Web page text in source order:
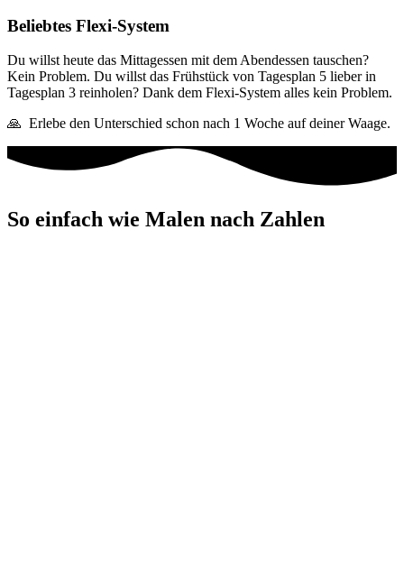
Beliebtes Flexi-System
Du willst heute das Mittagessen mit dem Abendessen tauschen?
Kein Problem. Du willst das Frühstück von Tagesplan 5 lieber in
Tagesplan 3 reinholen? Dank dem Flexi-System alles kein Problem.
🙏 Erlebe den Unterschied schon nach 1 Woche auf deiner Waage.
So einfach wie Malen nach Zahlen